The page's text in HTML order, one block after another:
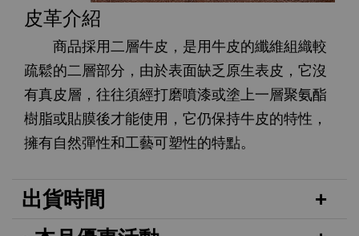
皮革介紹
商品採用二層牛皮，是用牛皮的纖維組織較
疏鬆的二層部分，由於表面缺乏原生表皮，它沒
有真皮層，往往須經打磨噴漆或塗上一層聚氨酯
樹脂或貼膜後才能使用，它仍保持牛皮的特性，
擁有自然彈性和工藝可塑性的特點。
出貨時間